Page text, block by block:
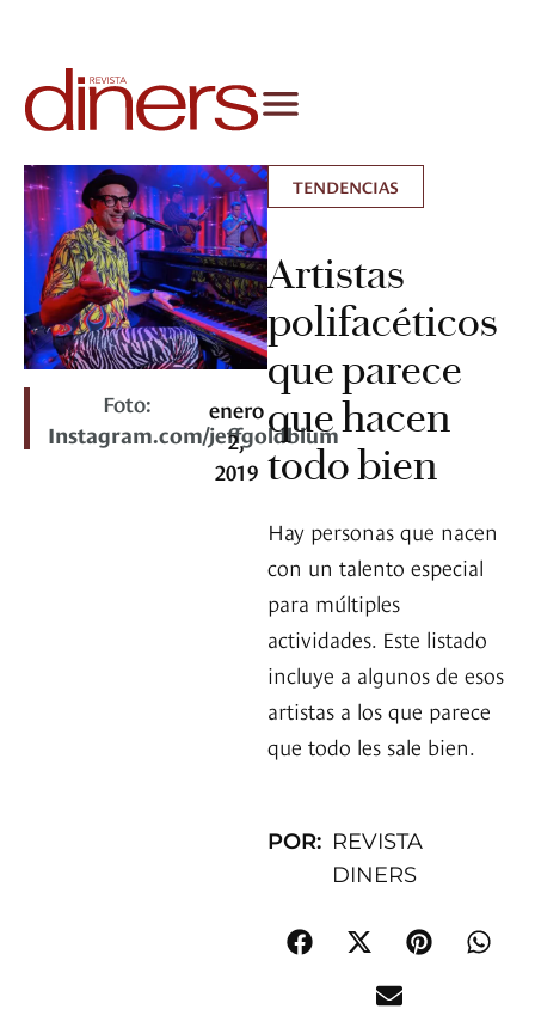
Foto:
Instagram.com/jeffgoldblum
enero
2,
2019
TENDENCIAS
Artistas
polifacéticos
que parece
que hacen
todo bien
Hay personas que nacen
con un talento especial
para múltiples
actividades. Este listado
incluye a algunos de esos
artistas a los que parece
que todo les sale bien.
POR: REVISTA
DINERS